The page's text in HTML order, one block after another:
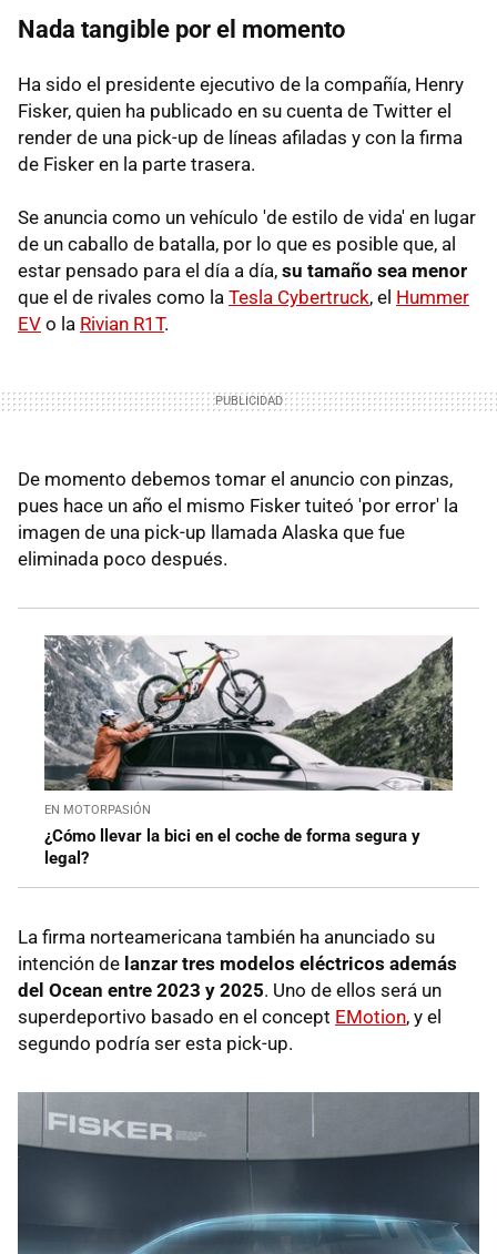
Nada tangible por el momento
Ha sido el presidente ejecutivo de la compañía, Henry
Fisker, quien ha publicado en su cuenta de Twitter el
render de una pick-up de líneas afiladas y con la firma
de Fisker en la parte trasera.
Se anuncia como un vehículo 'de estilo de vida' en lugar
de un caballo de batalla, por lo que es posible que, al
estar pensado para el día a día, su tamaño sea menor
que el de rivales como la Tesla Cybertruck, el Hummer
EV o la Rivian R1T.
De momento debemos tomar el anuncio con pinzas,
pues hace un año el mismo Fisker tuiteó 'por error' la
imagen de una pick-up llamada Alaska que fue
eliminada poco después.
EN MOTORPASIÓN
¿Cómo llevar la bici en el coche de forma segura y
legal?
La firma norteamericana también ha anunciado su
intención de lanzar tres modelos eléctricos además
del Ocean entre 2023 y 2025. Uno de ellos será un
superdeportivo basado en el concept EMotion, y el
segundo podría ser esta pick-up.